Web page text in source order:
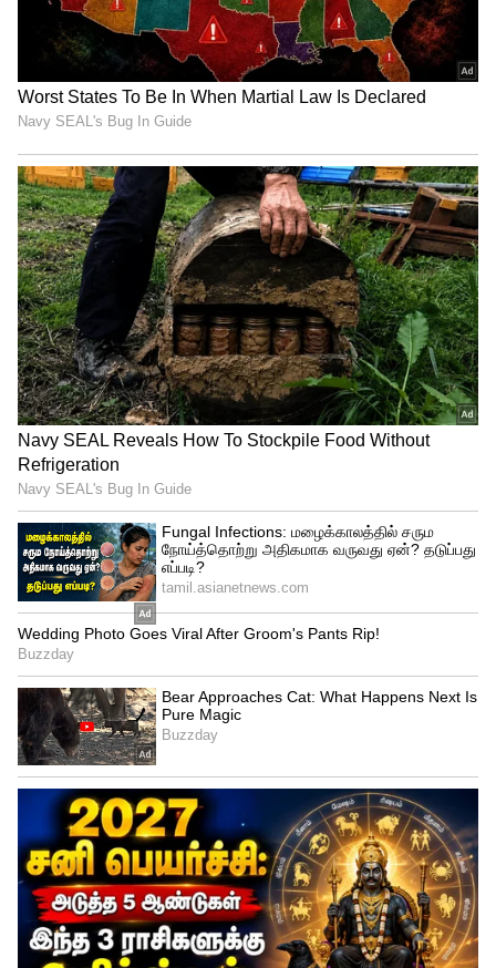
நாள் முழுவதும் குளிரூட்டி அதனை மறுநாள்
சாப்பிடுவது நல்லது என்று
கூறப்பட்டுள்ளது.
மேலும் படிக்க.....இன்றைய 12 ராசிகளின்
பலன்கள்..மிதுனம், கன்னி ராசிக்கு
தொழிலில் முன்னேற்றம்..உங்கள்
ராசிக்கு என்ன பலன்..?
4
6
அதாவது, சாதத்தை அவ்வாறு
குளிரூட்டும்போது அது எதிர்ப்பு தன்மை